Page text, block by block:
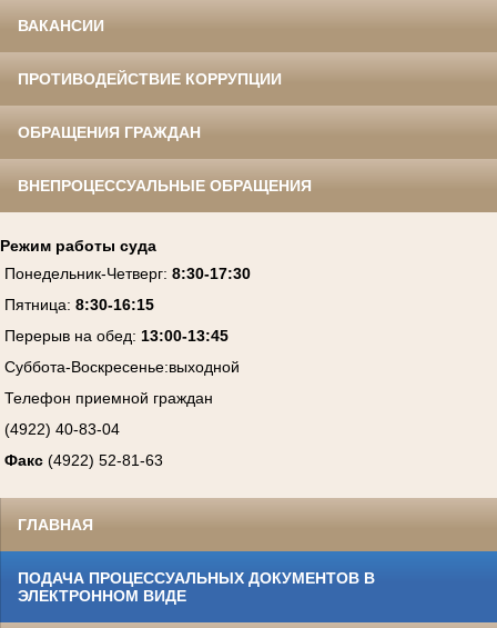
ВАКАНСИИ
ПРОТИВОДЕЙСТВИЕ КОРРУПЦИИ
ОБРАЩЕНИЯ ГРАЖДАН
ВНЕПРОЦЕССУАЛЬНЫЕ ОБРАЩЕНИЯ
Режим работы суда
Понедельник-Четверг: 8:30-17:30
Пятница: 8:30-16:15
Перерыв на обед: 13:00-13:45
Суббота-Воскресенье:выходной
Телефон приемной граждан
(4922) 40-83-04
Факс (4922) 52-81-63
ГЛАВНАЯ
ПОДАЧА ПРОЦЕССУАЛЬНЫХ ДОКУМЕНТОВ В
ЭЛЕКТРОННОМ ВИДЕ